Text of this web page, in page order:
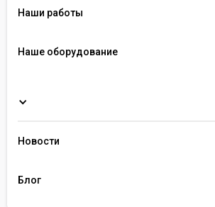
Наши работы
Наше оборудование
Новости
Блог